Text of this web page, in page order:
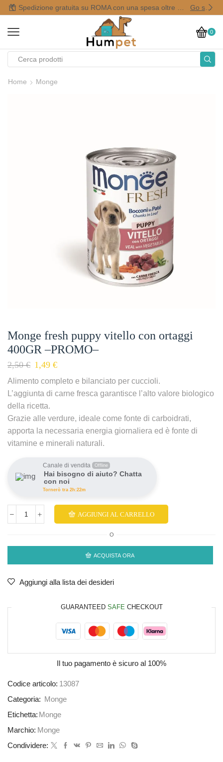
Go shop
0
Home Monge
Monge fresh puppy vitello con ortaggi
400GR –PROMO–
2,50€ 1,49 €
Alimento completo e bilanciato per cuccioli.
L’aggiunta di carne fresca garantisce l’alto valore biologico
della ricetta.
Grazie alle verdure, ideale come fonte di carboidrati,
apporta la necessaria energia giornaliera ed è fonte di
vitamine e minerali naturali.
Canale di vendita Offline
Hai bisogno di aiuto? Chatta
con noi
Tornerò tra 2h:22m
AGGIUNGI AL CARRELLO
O
ACQUISTA ORA
Aggiungi alla lista dei desideri
GUARANTEED SAFE CHECKOUT
Il tuo pagamento è sicuro al 100%
Codice articolo: 13087
Categoria: Monge
Etichetta: Monge
Marchio: Monge
Condividere: